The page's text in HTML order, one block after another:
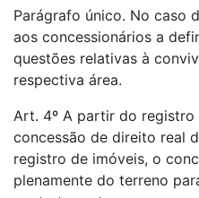
Parágrafo único. No caso
aos concessionários a
questões relativas à
respectiva área.
Art. 4º A partir do registro
concessão de direito real
registro de imóveis, o
plenamente do terreno